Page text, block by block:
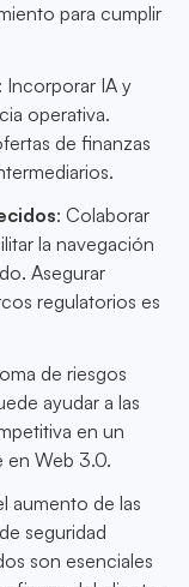
para cumplir
: Incorporar IA y
operativa.
de finanzas
: Colaborar
la navegación
Asegurar
regulatorios es
de riesgos
ayudar a las
en un
en Web 3.0.
aumento de las
seguridad
son esenciales